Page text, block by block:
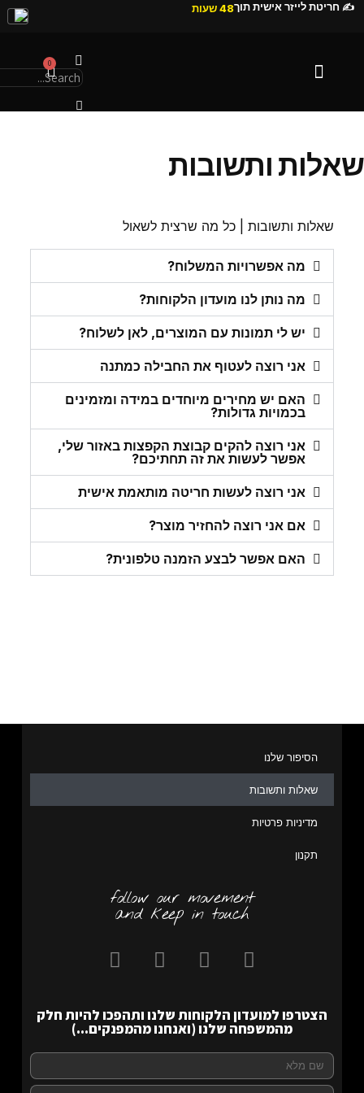
✍️ חריטת לייזר אישית תוך48 שעות
0
שאלות ותשובות
שאלות ותשובות | כל מה שרצית לשאול
מה אפשרויות המשלוח?
מה נותן לנו מועדון הלקוחות?
יש לי תמונות עם המוצרים, לאן לשלוח?
אני רוצה לעטוף את החבילה כמתנה
האם יש מחירים מיוחדים במידה ומזמינים
בכמויות גדולות?
אני רוצה להקים קבוצת הקפצות באזור שלי,
אפשר לעשות את זה תחתיכם?
אני רוצה לעשות חריטה מותאמת אישית
אם אני רוצה להחזיר מוצר?
האם אפשר לבצע הזמנה טלפונית?
הסיפור שלנו
שאלות ותשובות
מדיניות פרטיות
תקנון
follow our movement
and keep in touch
הצטרפו למועדון הלקוחות שלנו ותהפכו להיות חלק
מהמשפחה שלנו (ואנחנו מהמפנקים...)